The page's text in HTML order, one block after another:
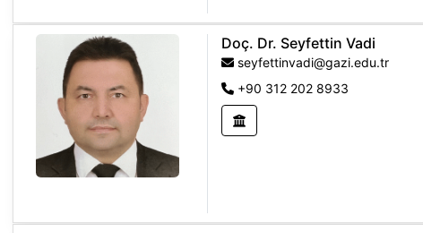
Doç. Dr. Seyfettin Vadi
seyfettinvadi@gazi.edu.tr
+90 312 202 8933